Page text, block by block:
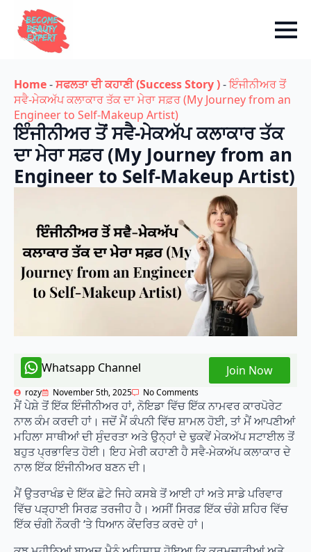
Home-ਸਫਲਤਾ ਦੀ ਕਹਾਣੀ (Success Story )-ਇੰਜੀਨੀਅਰ ਤੋਂ
ਸਵੈ-ਮੇਕਅੱਪ ਕਲਾਕਾਰ ਤੱਕ ਦਾ ਮੇਰਾ ਸਫ਼ਰ (My Journey from an
Engineer to Self-Makeup Artist)
ਇੰਜੀਨੀਅਰ ਤੋਂ ਸਵੈ-ਮੇਕਅੱਪ ਕਲਾਕਾਰ ਤੱਕ
ਦਾ ਮੇਰਾ ਸਫ਼ਰ (My Journey from an
Engineer to Self-Makeup Artist)
Whatsapp Channel Join Now
rozy November 5th, 2025 No Comments
ਮੈਂ ਪੇਸ਼ੇ ਤੋਂ ਇੱਕ ਇੰਜੀਨੀਅਰ ਹਾਂ, ਨੋਇਡਾ ਵਿੱਚ ਇੱਕ ਨਾਮਵਰ ਕਾਰਪੋਰੇਟ
ਨਾਲ ਕੰਮ ਕਰਦੀ ਹਾਂ। ਜਦੋਂ ਮੈਂ ਕੰਪਨੀ ਵਿੱਚ ਸ਼ਾਮਲ ਹੋਈ, ਤਾਂ ਮੈਂ ਆਪਣੀਆਂ
ਮਹਿਲਾ ਸਾਥੀਆਂ ਦੀ ਸੁੰਦਰਤਾ ਅਤੇ ਉਨ੍ਹਾਂ ਦੇ ਢੁਕਵੇਂ ਮੇਕਅੱਪ ਸਟਾਈਲ ਤੋਂ
ਬਹੁਤ ਪ੍ਰਭਾਵਿਤ ਹੋਈ। ਇਹ ਮੇਰੀ ਕਹਾਣੀ ਹੈ ਸਵੈ-ਮੇਕਅੱਪ ਕਲਾਕਾਰ ਦੇ
ਨਾਲ ਇੱਕ ਇੰਜੀਨੀਅਰ ਬਣਨ ਦੀ।
ਮੈਂ ਉਤਰਾਖੰਡ ਦੇ ਇੱਕ ਛੋਟੇ ਜਿਹੇ ਕਸਬੇ ਤੋਂ ਆਈ ਹਾਂ ਅਤੇ ਸਾਡੇ ਪਰਿਵਾਰ
ਵਿੱਚ ਪੜ੍ਹਾਈ ਸਿਰਫ਼ ਤਰਜੀਹ ਹੈ। ਅਸੀਂ ਸਿਰਫ਼ ਇੱਕ ਚੰਗੇ ਸ਼ਹਿਰ ਵਿੱਚ
ਇੱਕ ਚੰਗੀ ਨੌਕਰੀ ‘ਤੇ ਧਿਆਨ ਕੇਂਦਰਿਤ ਕਰਦੇ ਹਾਂ।